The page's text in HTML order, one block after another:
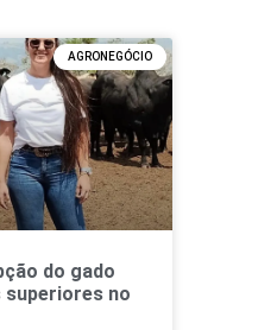
AGRONEGÓCIO
do gado
no